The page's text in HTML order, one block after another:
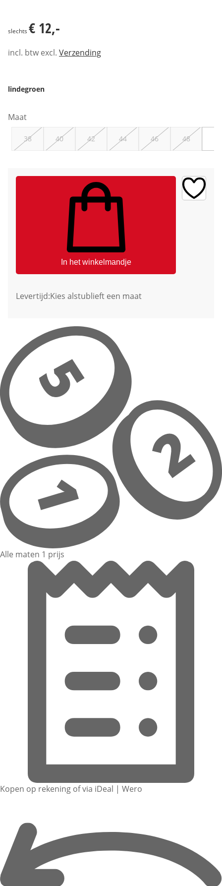
slechts € 12,-
incl. btw excl. Verzending
lindegroen
Maat
38 40 42 44 46 48
In het winkelmandje
Levertijd:Kies alstublieft een maat
Alle maten 1 prijs
Kopen op rekening of via iDeal | Wero